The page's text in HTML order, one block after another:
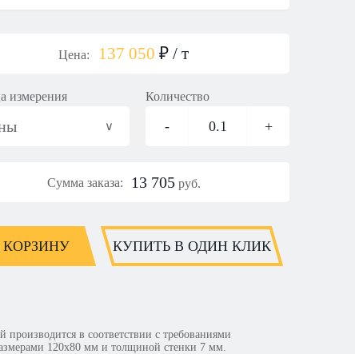
Цена: 137 050 ₽ / т
измерения Количество
- 0.1 +
Сумма заказа: 13 705 руб.
КОРЗИНУ КУПИТЬ В ОДИН КЛИК
в соответствии с требованиями
120х80 мм и толщиной стенки 7 мм.